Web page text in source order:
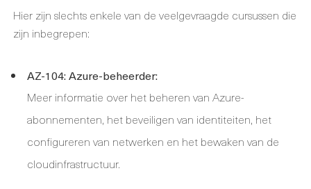
Hier zijn slechts enkele van de veelgevraagde cursussen die
zijn inbegrepen:
AZ-104: Azure-beheerder:
Meer informatie over het beheren van Azure-
abonnementen, het beveiligen van identiteiten, het
configureren van netwerken en het bewaken van de
cloudinfrastructuur.